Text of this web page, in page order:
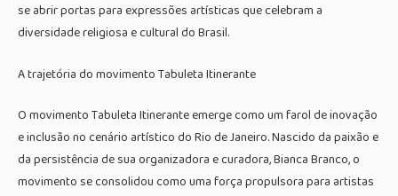
se abrir portas para expressões artísticas que celebram a
diversidade religiosa e cultural do Brasil.
A trajetória do movimento Tabuleta Itinerante
O movimento Tabuleta Itinerante emerge como um farol de inovação
e inclusão no cenário artístico do Rio de Janeiro. Nascido da paixão e
da persistência de sua organizadora e curadora, Bianca Branco, o
movimento se consolidou como uma força propulsora para artistas